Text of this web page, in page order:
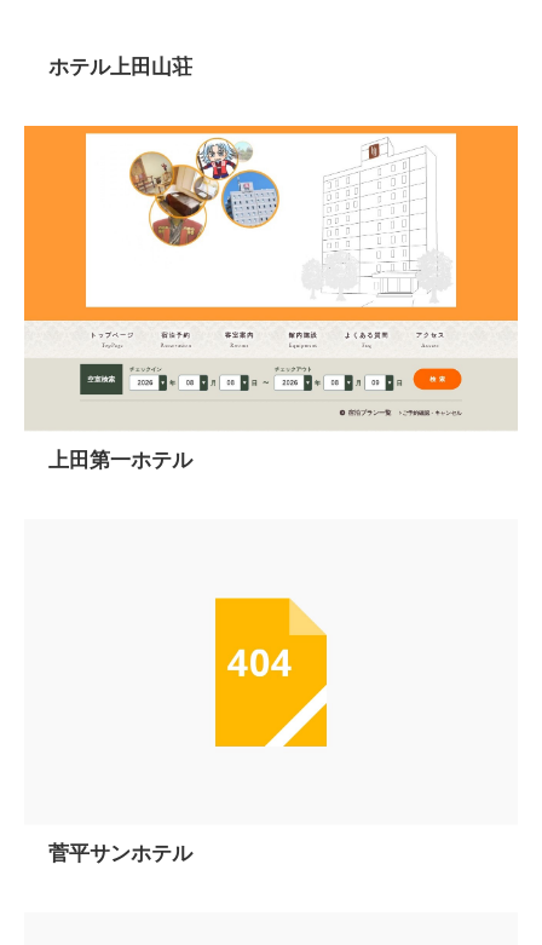
ホテル上田山荘
上田第一ホテル
菅平サンホテル